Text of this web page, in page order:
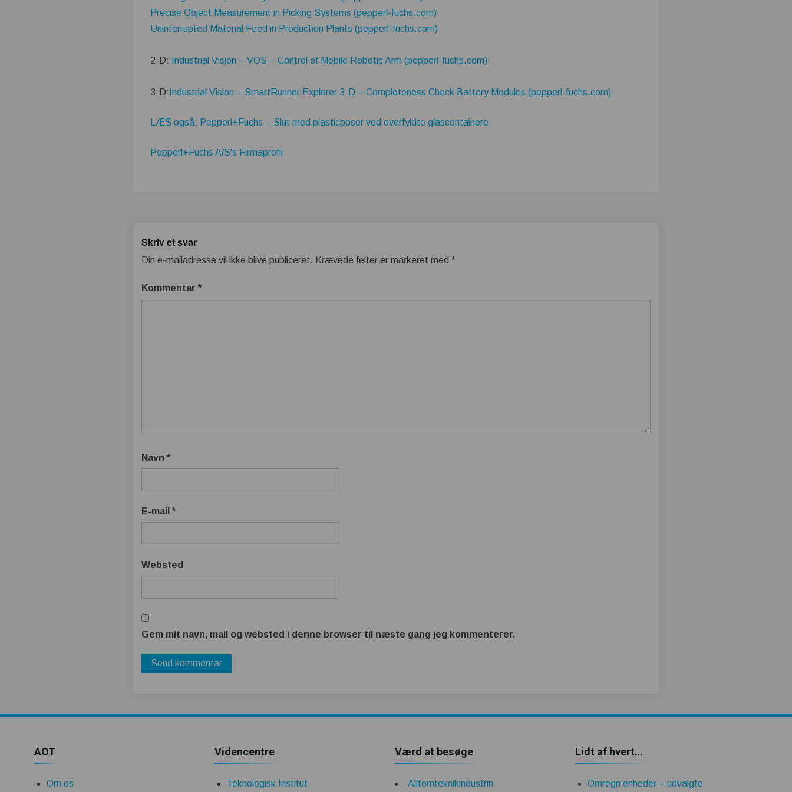
Precise Object Measurement in Picking Systems (pepperl-fuchs.com)
Uninterrupted Material Feed in Production Plants (pepperl-fuchs.com)
2-D: Industrial Vision – VOS – Control of Mobile Robotic Arm (pepperl-fuchs.com)
3-D: Industrial Vision – SmartRunner Explorer 3-D – Completeness Check Battery Modules (pepperl-fuchs.com)
LÆS også: Pepperl+Fuchs – Slut med plasticposer ved overfyldte glascontainere
Pepperl+Fuchs A/S's Firmaprofil
Skriv et svar
Din e-mailadresse vil ikke blive publiceret. Krævede felter er markeret med*
Kommentar*
Navn*
E-mail*
Websted
Gem mit navn, mail og websted i denne browser til næste gang jeg kommenterer.
AOT
Om os
Videncentre
Teknologisk Institut
Værd at besøge
Alltomteknikindustrin
Lidt af hvert…
Omregn enheder – udvalgte